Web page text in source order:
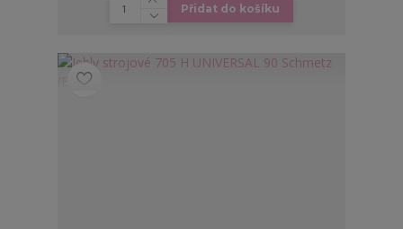
Přidat do košíku